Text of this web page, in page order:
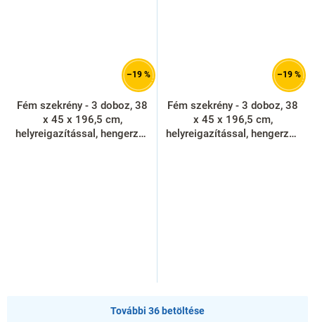
–19 %
Fém szekrény - 3 doboz, 38
x 45 x 196,5 cm,
helyreigazítással, hengerzár,
–19 %
Fém szekrény - 3 doboz, 38
x 45 x 196,5 cm,
helyreigazítással, hengerzár,
További 36 betöltése